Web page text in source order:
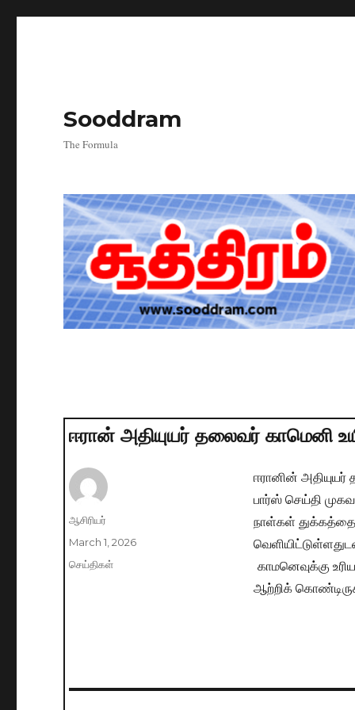
Sooddram
The Formula
ஈரான் அதியுயர் தலைவர் காமெனி
ஈரானின்
பார்ஸ் செய்தி
நாள்கள் துக்கத்தை
காமனெவுக்கு
ஆற்றிக்
Author
ஆசிரியர்
Posted
on
March 1, 2026
Categories
செய்திகள்